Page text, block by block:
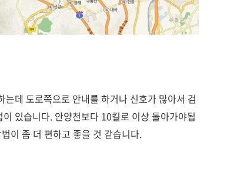
데 도로쪽으로 안내를 하거나 신호가 많아서 검
있습니다. 안양천보다 10킬로 이상 돌아가야됩
이 좀 더 편하고 좋을 것 같습니다.